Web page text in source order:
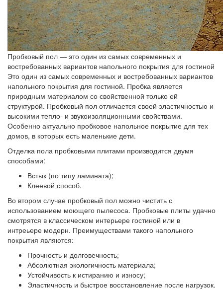
Пробковый пол — это один из самых современных и
востребованных вариантов напольного покрытия для гостиной
Это один из самых современных и востребованных вариантов
напольного покрытия для гостиной. Пробка является
природным материалом со свойственной только ей
структурой. Пробковый пол отличается своей эластичностью и
высокими тепло- и звукоизоляционными свойствами.
Особенно актуально пробковое напольное покрытие для тех
домов, в которых есть маленькие дети.
Отделка пола пробковыми плитами производится двумя
способами:
Встык (по типу ламината);
Клеевой способ.
Во втором случае пробковый пол можно чистить с
использованием моющего пылесоса. Пробковые плиты удачно
смотрятся в классическом интерьере гостиной или в
интреьере модерн. Преимуществами такого напольного
покрытия являются:
Прочность и долговечность;
Абсолютная экологичность материала;
Устойчивость к истиранию и износу;
Эластичность и быстрое восстановление после нагрузок.